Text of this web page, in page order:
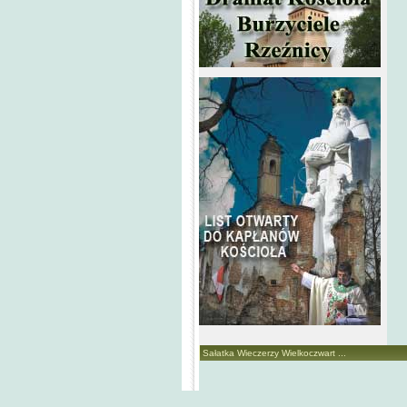
Sałatka Wieczerzy Wielkoczwart ...